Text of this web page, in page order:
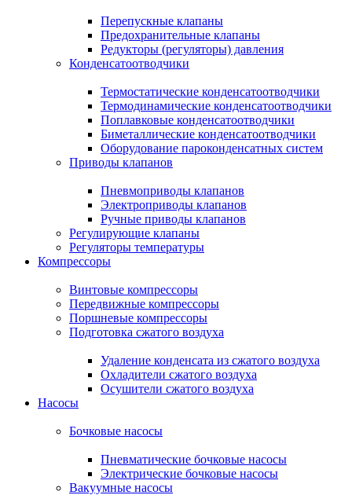
Перепускные клапаны
Предохранительные клапаны
Редукторы (регуляторы) давления
Конденсатоотводчики
Термостатические конденсатоотводчики
Термодинамические конденсатоотводчики
Поплавковые конденсатоотводчики
Биметаллические конденсатоотводчики
Оборудование пароконденсатных систем
Приводы клапанов
Пневмоприводы клапанов
Электроприводы клапанов
Ручные приводы клапанов
Регулирующие клапаны
Регуляторы температуры
Компрессоры
Винтовые компрессоры
Передвижные компрессоры
Поршневые компрессоры
Подготовка сжатого воздуха
Удаление конденсата из сжатого воздуха
Охладители сжатого воздуха
Осушители сжатого воздуха
Насосы
Бочковые насосы
Пневматические бочковые насосы
Электрические бочковые насосы
Вакуумные насосы